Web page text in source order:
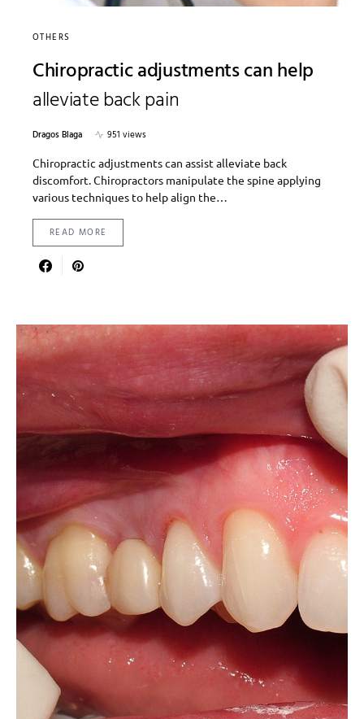
OTHERS
Chiropractic adjustments can help
alleviate back pain
Dragos Blaga
951 views
Chiropractic adjustments can assist alleviate back
discomfort. Chiropractors manipulate the spine applying
various techniques to help align the…
READ MORE